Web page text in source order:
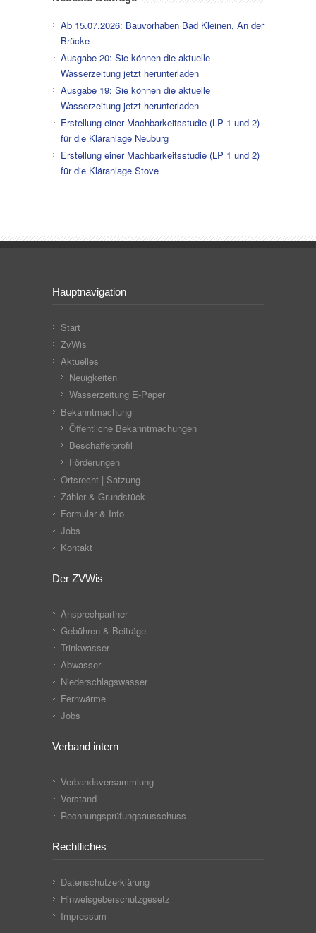
Ab 15.07.2026: Bauvorhaben Bad Kleinen, An der
Brücke
Ausgabe 20: Sie können die aktuelle
Wasserzeitung jetzt herunterladen
Ausgabe 19: Sie können die aktuelle
Wasserzeitung jetzt herunterladen
Erstellung einer Machbarkeitsstudie (LP 1 und 2)
für die Kläranlage Neuburg
Erstellung einer Machbarkeitsstudie (LP 1 und 2)
für die Kläranlage Stove
Hauptnavigation
Start
ZvWis
Aktuelles
Neuigkeiten
Wasserzeitung E-Paper
Bekanntmachung
Öffentliche Bekanntmachungen
Beschafferprofil
Förderungen
Ortsrecht | Satzung
Zähler & Grundstück
Formular & Info
Jobs
Kontakt
Der ZVWis
Ansprechpartner
Gebühren & Beiträge
Trinkwasser
Abwasser
Niederschlagswasser
Fernwärme
Jobs
Verband intern
Verbandsversammlung
Vorstand
Rechnungsprüfungsausschuss
Rechtliches
Datenschutzerklärung
Hinweisgeberschutzgesetz
Impressum